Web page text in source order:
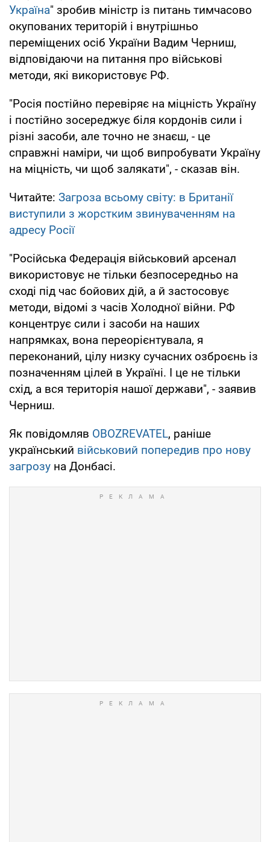
Україна" зробив міністр із питань тимчасово
окупованих територій і внутрішньо
переміщених осіб України Вадим Черниш,
відповідаючи на питання про військові
методи, які використовує РФ.
"Росія постійно перевіряє на міцність Україну
і постійно зосереджує біля кордонів сили і
різні засоби, але точно не знаєш, - це
справжні наміри, чи щоб випробувати Україну
на міцність, чи щоб залякати", - сказав він.
Читайте: Загроза всьому світу: в Британії
виступили з жорстким звинуваченням на
адресу Росії
"Російська Федерація військовий арсенал
використовує не тільки безпосередньо на
сході під час бойових дій, а й застосовує
методи, відомі з часів Холодної війни. РФ
концентрує сили і засоби на наших
напрямках, вона переорієнтувала, я
переконаний, цілу низку сучасних озброєнь із
позначенням цілей в Україні. І це не тільки
схід, а вся територія нашої держави", - заявив
Черниш.
Як повідомляв OBOZREVATEL, раніше
український військовий попередив про нову
загрозу на Донбасі.